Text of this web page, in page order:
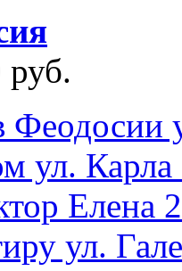
руб.
Феодосии
ул.
Елена 2
ул.